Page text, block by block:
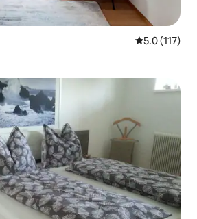
從 117 則評
5.0 (117)